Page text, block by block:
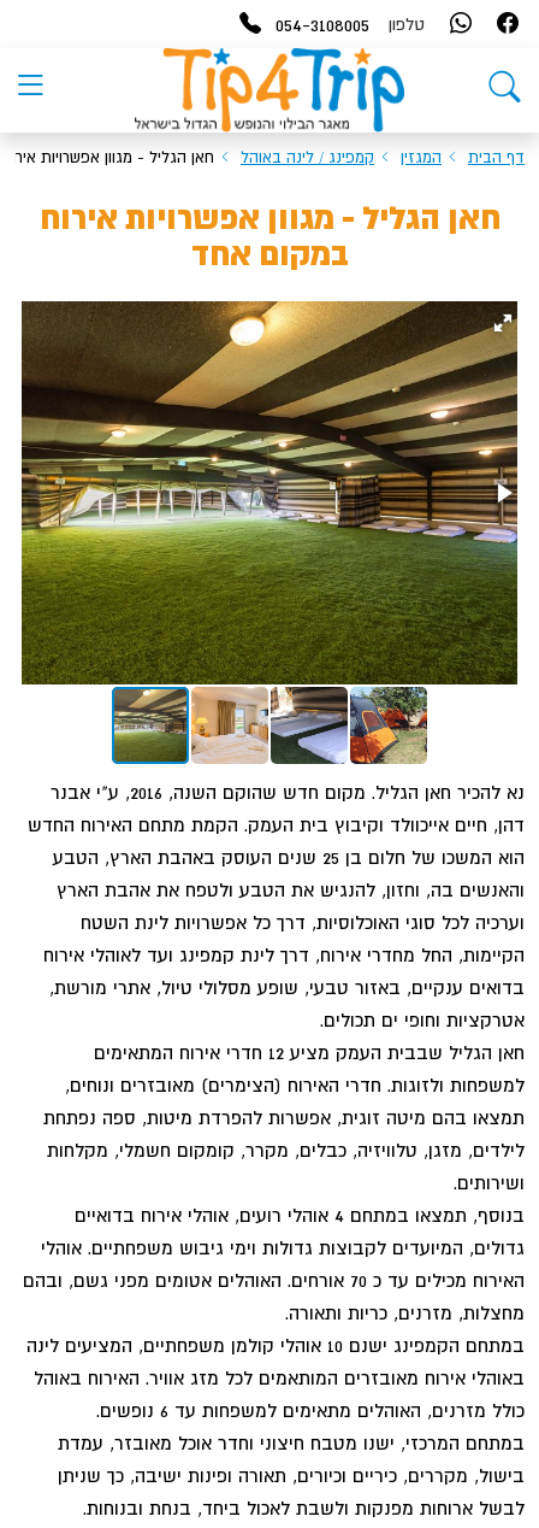
טלפון 054-3108005
דף הבית המגזין קמפינג / לינה באוהל חאן הגליל - מגוון אפשרויות
חאן הגליל - מגוון אפשרויות אירוח
במקום אחד
נא להכיר חאן הגליל. מקום חדש שהוקם השנה, 2016, ע"י אבנר
דהן, חיים אייכוולד וקיבוץ בית העמק. הקמת מתחם האירוח החדש
הוא המשכו של חלום בן 25 שנים העוסק באהבת הארץ, הטבע
והאנשים בה, וחזון, להנגיש את הטבע ולטפח את אהבת הארץ
וערכיה לכל סוגי האוכלוסיות, דרך כל אפשרויות לינת השטח
הקיימות, החל מחדרי אירוח, דרך לינת קמפינג ועד לאוהלי אירוח
בדואים ענקיים, באזור טבעי, שופע מסלולי טיול, אתרי מורשת,
אטרקציות וחופי ים תכולים.
חאן הגליל שבבית העמק מציע 12 חדרי אירוח המתאימים
למשפחות ולזוגות. חדרי האירוח (הצימרים) מאובזרים ונוחים,
תמצאו בהם מיטה זוגית, אפשרות להפרדת מיטות, ספה נפתחת
לילדים, מזגן, טלוויזיה, כבלים, מקרר, קומקום חשמלי, מקלחות
ושירותים.
בנוסף, תמצאו במתחם 4 אוהלי רועים, אוהלי אירוח בדואיים
גדולים, המיועדים לקבוצות גדולות וימי גיבוש משפחתיים. אוהלי
האירוח מכילים עד כ 70 אורחים. האוהלים אטומים מפני גשם, ובהם
מחצלות, מזרנים, כריות ותאורה.
במתחם הקמפינג ישנם 10 אוהלי קולמן משפחתיים, המציעים לינה
באוהלי אירוח מאובזרים המותאמים לכל מזג אוויר. האירוח באוהל
כולל מזרנים, האוהלים מתאימים למשפחות עד 6 נופשים.
במתחם המרכזי, ישנו מטבח חיצוני וחדר אוכל מאובזר, עמדת
בישול, מקררים, כיריים וכיורים, תאורה ופינות ישיבה, כך שניתן
לבשל ארוחות מפנקות ולשבת לאכול ביחד, בנחת ובנוחות.